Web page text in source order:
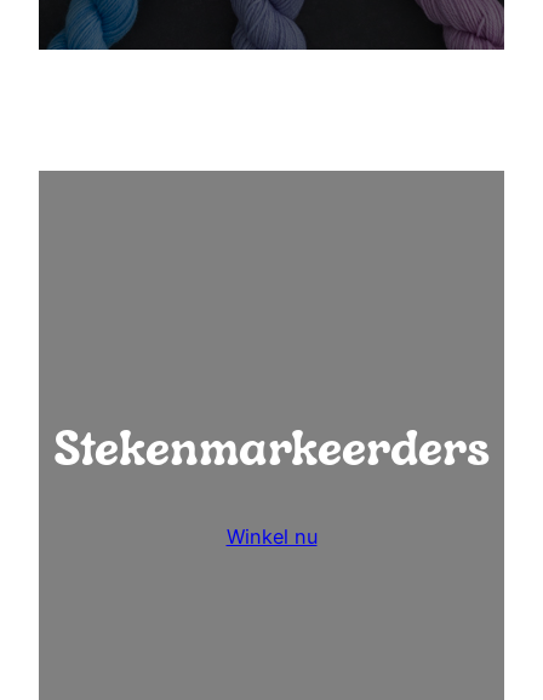
Stekenmarkeerders
Winkel nu